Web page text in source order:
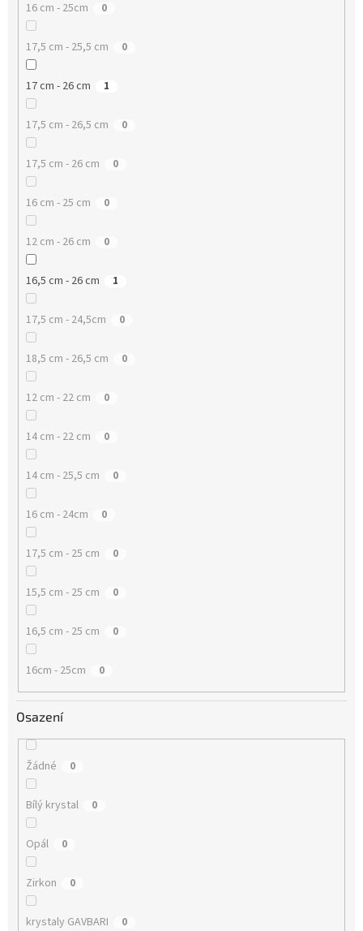
16 cm - 25cm 0
17,5 cm - 25,5 cm 0
17 cm - 26 cm 1
17,5 cm - 26,5 cm 0
17,5 cm - 26 cm 0
16 cm - 25 cm 0
12 cm - 26 cm 0
16,5 cm - 26 cm 1
17,5 cm - 24,5cm 0
18,5 cm - 26,5 cm 0
12 cm - 22 cm 0
14 cm - 22 cm 0
14 cm - 25,5 cm 0
16 cm - 24cm 0
17,5 cm - 25 cm 0
15,5 cm - 25 cm 0
16,5 cm - 25 cm 0
16cm - 25cm 0
Osazení
Žádné 0
Bílý krystal 0
Opál 0
Zirkon 0
krystaly GAVBARI 0